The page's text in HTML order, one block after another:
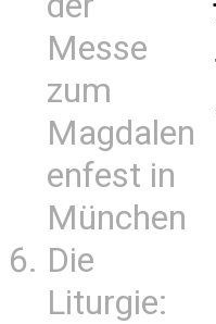
Messe
zum
Magdalen
enfest in
München
Die
Liturgie: